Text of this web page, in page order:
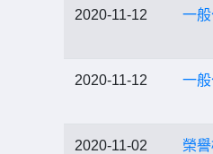
2020-11-12 一
2020-11-12 一
2020-11-02 榮